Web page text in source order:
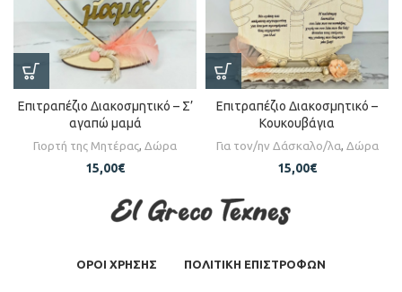
Επιτραπέζιο Διακοσμητικό – Σ’
αγαπώ μαμά
Γιορτή της Μητέρας, Δώρα
15,00€
Επιτραπέζιο Διακοσμητικό –
Κουκουβάγια
Για τον/ην Δάσκαλο/λα, Δώρα
15,00€
ΟΡΟΙ ΧΡΗΣΗΣ ΠΟΛΙΤΙΚΗ ΕΠΙΣΤΡΟΦΩΝ